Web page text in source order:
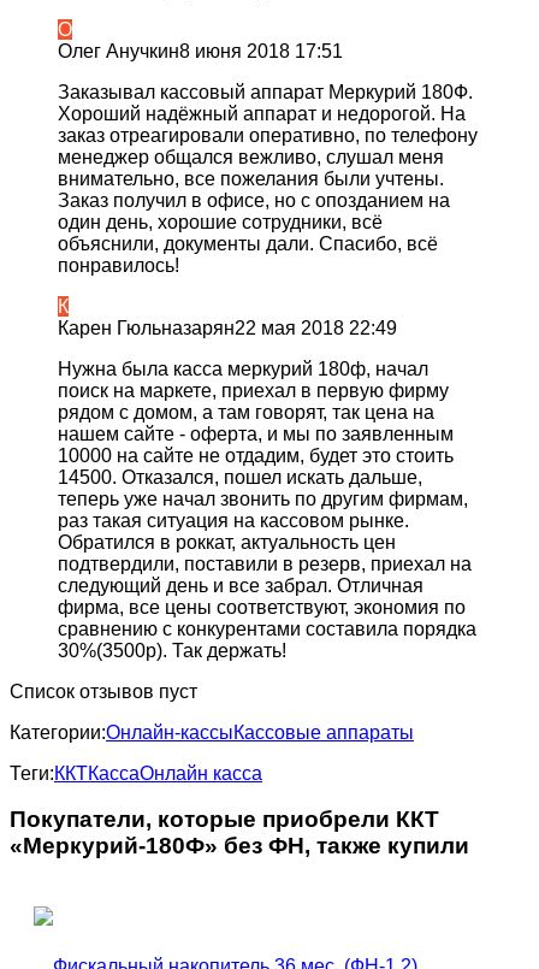
О
Олег Анучкин8 июня 2018 17:51
Заказывал кассовый аппарат Меркурий 180Ф.
Хороший надёжный аппарат и недорогой. На
заказ отреагировали оперативно, по телефону
менеджер общался вежливо, слушал меня
внимательно, все пожелания были учтены.
Заказ получил в офисе, но с опозданием на
один день, хорошие сотрудники, всё
объяснили, документы дали. Спасибо, всё
понравилось!
К
Карен Гюльназарян22 мая 2018 22:49
Нужна была касса меркурий 180ф, начал
поиск на маркете, приехал в первую фирму
рядом с домом, а там говорят, так цена на
нашем сайте - оферта, и мы по заявленным
10000 на сайте не отдадим, будет это стоить
14500. Отказался, пошел искать дальше,
теперь уже начал звонить по другим фирмам,
раз такая ситуация на кассовом рынке.
Обратился в роккат, актуальность цен
подтвердили, поставили в резерв, приехал на
следующий день и все забрал. Отличная
фирма, все цены соответствуют, экономия по
сравнению с конкурентами составила порядка
30%(3500р). Так держать!
Список отзывов пуст
Категории:Онлайн-кассыКассовые аппараты
Теги:ККТКассаОнлайн касса
Покупатели, которые приобрели ККТ
«Меркурий-180Ф» без ФН, также купили